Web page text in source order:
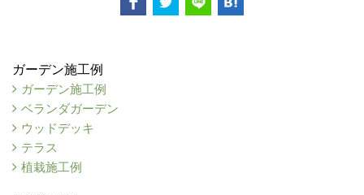
ガーデン施工例
ガーデン施工例
ベランダガーデン
ウッドデッキ
テラス
植栽施工例